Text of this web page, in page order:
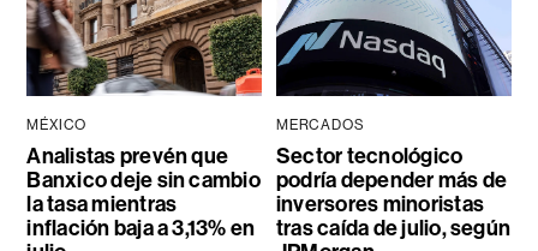
MÉXICO
Analistas prevén que
Banxico deje sin cambio
la tasa mientras
inflación baja a 3,13% en
MERCADOS
Sector tecnológico
podría depender más de
inversores minoristas
tras caída de julio, según